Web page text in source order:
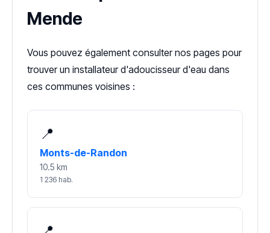
Mende
Vous pouvez également consulter nos pages pour
trouver un installateur d'adoucisseur d'eau dans
ces communes voisines :
📍
Monts-de-Randon
10.5 km
1 236 hab.